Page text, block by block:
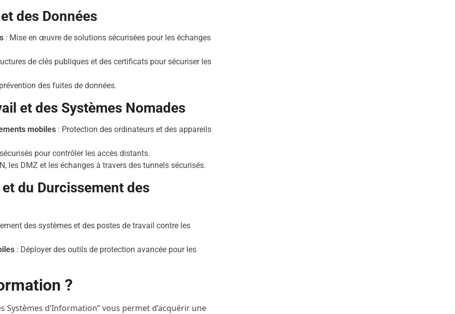
des Données
: Mise en œuvre de solutions sécurisées pour les échanges
de clés publiques et des certificats pour sécuriser les
des fuites de données.
et des Systèmes Nomades
mobiles : Protection des ordinateurs et des appareils
pour contrôler les accès distants.
les DMZ et les échanges à travers des tunnels sécurisés.
du Durcissement des
des systèmes et des postes de travail contre les
: Déployer des outils de protection avancée pour les
?
Systèmes d’Information” vous permet d’acquérir une